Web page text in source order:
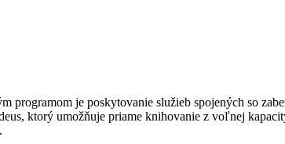
programom je poskytovanie služieb spojených so
, ktorý umožňuje priame knihovanie z voľnej